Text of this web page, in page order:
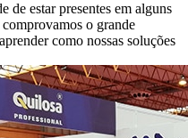
de estar presentes em alguns
o grande
como nossas soluções